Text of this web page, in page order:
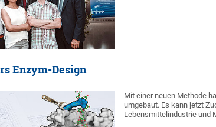
Enzym-Design
Mit einer neuen Methode
umgebaut. Es kann jetzt
Lebensmittelindustrie und